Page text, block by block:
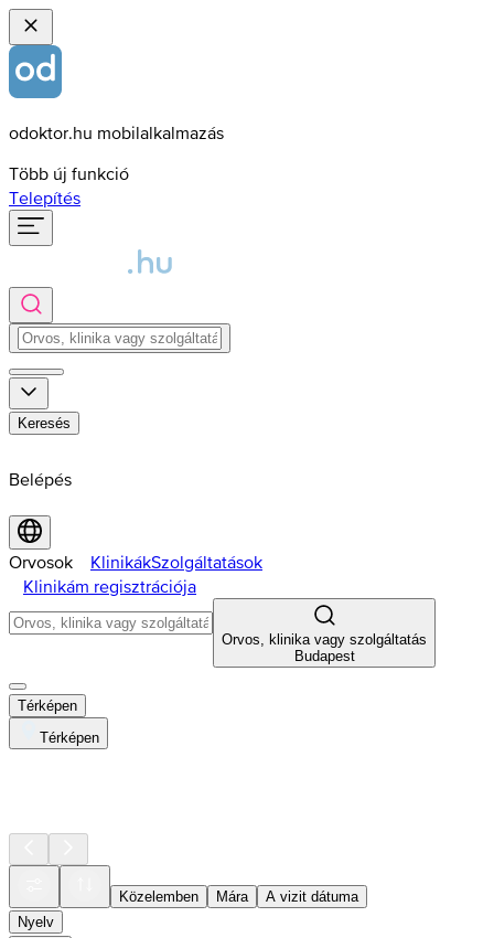
odoktor.hu mobilalkalmazás
Több új funkció
Telepítés
Keresés
Belépés
Orvosok KlinikákSzolgáltatások
Klinikám regisztrációja
Orvos, klinika vagy szolgáltatás
Budapest
Térképen
Térképen
Közelemben Mára
A vizit dátuma
Nyelv